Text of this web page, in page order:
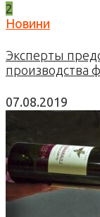
2
Новини
Эксперты
производства
07.08.2019